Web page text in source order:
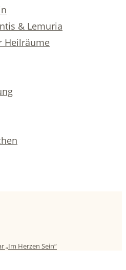
& Lemuria
Heilräume
„Im Herzen Sein“